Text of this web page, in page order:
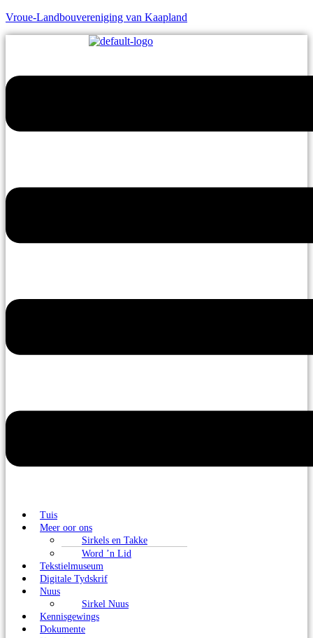
Vroue-Landbouvereniging van Kaapland
Tuis
Meer oor ons
Sirkels en Takke
Word ’n Lid
Tekstielmuseum
Digitale Tydskrif
Nuus
Sirkel Nuus
Kennisgewings
Dokumente